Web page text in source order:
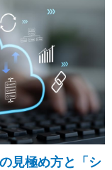
見極め方と「シ